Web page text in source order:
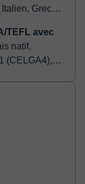
Parle: Anglais, Espagnol, Français, Italien, Grecque
TEFL avec
(CELGA4),